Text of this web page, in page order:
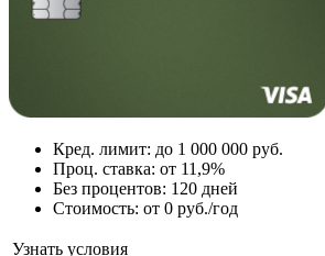
Кред. лимит: до 1 000 000 руб.
Проц. ставка: от 11,9%
Без процентов: 120 дней
Стоимость: от 0 руб./год
Узнать условия